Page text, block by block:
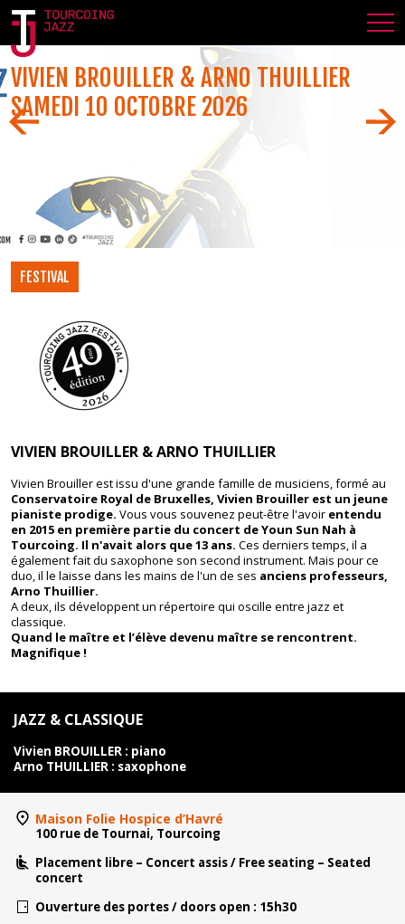
VIVIEN BROUILLER & ARNO THUILLIER
SAMEDI 10 OCTOBRE 2026
FESTIVAL
VIVIEN BROUILLER & ARNO THUILLIER
Vivien Brouiller est issu d'une grande famille de musiciens, formé au
Conservatoire Royal de Bruxelles, Vivien Brouiller est un jeune
pianiste prodige. Vous vous souvenez peut-être l'avoir entendu
en 2015 en première partie du concert de Youn Sun Nah à
Tourcoing. Il n'avait alors que 13 ans. Ces derniers temps, il a
également fait du saxophone son second instrument. Mais pour ce
duo, il le laisse dans les mains de l'un de ses anciens professeurs,
Arno Thuillier.
A deux, ils développent un répertoire qui oscille entre jazz et
classique.
Quand le maître et l’élève devenu maître se rencontrent.
Magnifique !
JAZZ & CLASSIQUE
Vivien BROUILLER : piano
Arno THUILLIER : saxophone
Maison Folie Hospice d’Havré
100 rue de Tournai, Tourcoing
Placement libre – Concert assis / Free seating – Seated
concert
Ouverture des portes / doors open : 15h30